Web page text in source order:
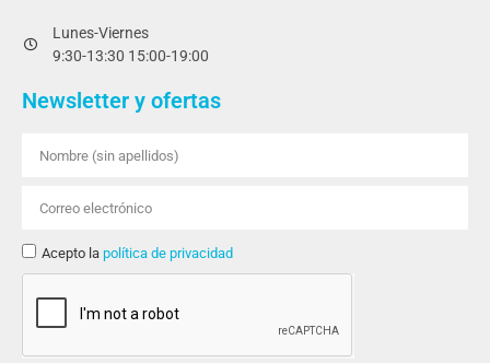
Lunes-Viernes
9:30-13:30 15:00-19:00
Newsletter y ofertas
Acepto la política de privacidad